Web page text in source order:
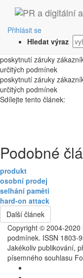
Přihlásit se
Hledat výraz
‹ Zpět
poskytnutí záruky
určitých podmínek
poskytnutí záruky
určitých podmínek
Sdílejte tento článek:
Podobné
produkt
osobní prodej
selhání paměti
hard-on attack
Další článek
Copyright © 2004-2020
podmínek. ISSN 1803-
Jakékoliv publikování,
písemného souhlasu